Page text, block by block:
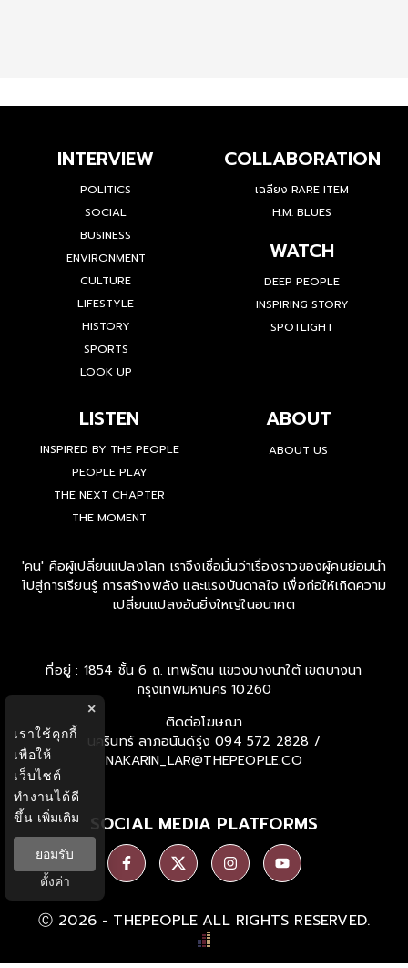
INTERVIEW
POLITICS
SOCIAL
BUSINESS
ENVIRONMENT
CULTURE
LIFESTYLE
HISTORY
SPORTS
LOOK UP
COLLABORATION
เฉลียง RARE ITEM
H.M. BLUES
WATCH
DEEP PEOPLE
INSPIRING STORY
SPOTLIGHT
LISTEN
INSPIRED BY THE PEOPLE
PEOPLE PLAY
THE NEXT CHAPTER
THE MOMENT
ABOUT
ABOUT US
'คน' คือผู้เปลี่ยนแปลงโลก เราจึงเชื่อมั่นว่าเรื่องราวของผู้คนย่อมนำ
ไปสู่การเรียนรู้ การสร้างพลัง และแรงบันดาลใจ เพื่อก่อให้เกิดความ
เปลี่ยนแปลงอันยิ่งใหญ่ในอนาคต
ที่อยู่ : 1854 ชั้น 6 ถ. เทพรัตน แขวงบางนาใต้ เขตบางนา
กรุงเทพมหานคร 10260
ติดต่อโฆษณา
นครินทร์ ลาภอนันด์รุ่ง 094 572 2828 /
NAKARIN_LAR@THEPEOPLE.CO
SOCIAL MEDIA PLATFORMS
Ⓒ 2026 - THEPEOPLE ALL RIGHTS RESERVED.
×
เราใช้คุกกี้
เพื่อให้
เว็บไซต์
ทำงานได้ดี
ขึ้น เพิ่มเติม
ยอมรับ
ตั้งค่า